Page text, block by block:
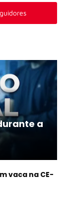
a
vaca na CE-